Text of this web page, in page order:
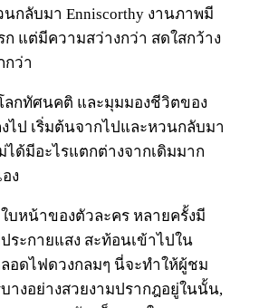
นกลับมา Enniscorthy งานภาพมี
แต่มีความสว่างกว่า สดใสกว้าง
กว่า
ลกทัศนคติ และมุมมองชีวิตของ
ไป เริ่มต้นจากไปและหวนกลับมา
ได้มีอะไรแตกต่างจากเดิมมาก
ง
ใบหน้าของตัวละคร หลายครั้งมี
ระกายแสง สะท้อนเข้าไปใน
อดไฟดวงกลมๆ นี่จะทำให้ผู้ชม
างอย่างสวยงามปรากฎอยู่ในนั้น,